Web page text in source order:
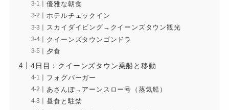
優雅な朝食
ホテルチェックイン
スカイダイビング→クイーンズタウン観光
クイーンズタウンゴンドラ
夕食
4日目：クイーンズタウン乗船と移動
フォグバーガー
あさんぽ→アーンスロー号（蒸気船）
昼食と駐禁